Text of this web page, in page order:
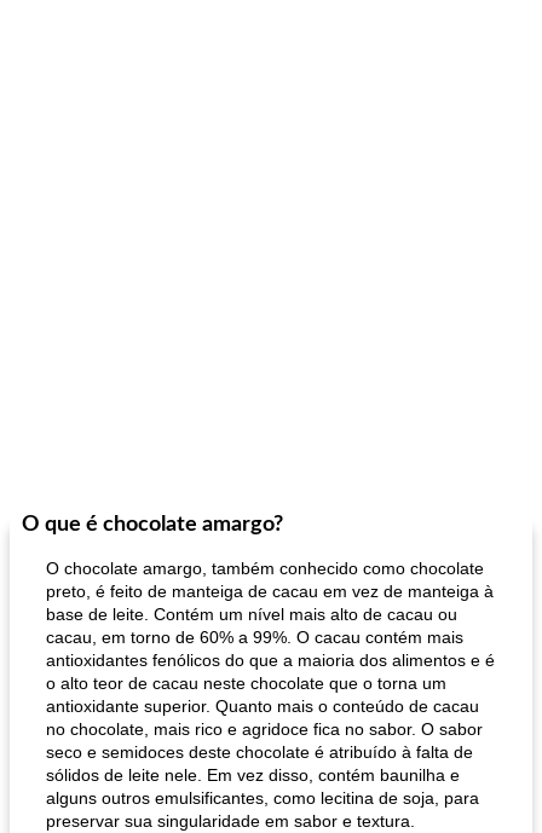
O que é chocolate amargo?
O chocolate amargo, também conhecido como chocolate
preto, é feito de manteiga de cacau em vez de manteiga à
base de leite. Contém um nível mais alto de cacau ou
cacau, em torno de 60% a 99%. O cacau contém mais
antioxidantes fenólicos do que a maioria dos alimentos e é
o alto teor de cacau neste chocolate que o torna um
antioxidante superior. Quanto mais o conteúdo de cacau
no chocolate, mais rico e agridoce fica no sabor. O sabor
seco e semidoces deste chocolate é atribuído à falta de
sólidos de leite nele. Em vez disso, contém baunilha e
alguns outros emulsificantes, como lecitina de soja, para
preservar sua singularidade em sabor e textura.